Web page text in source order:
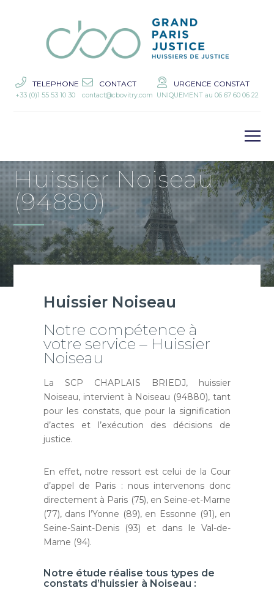
TELEPHONE
+33 (0)1 55 53 10 30
CONTACT
contact@cbovitry.com
URGENCE CONSTAT
UNIQUEMENT au 06 67 60 06 22
Huissier Noiseau
(94880)
Huissier Noiseau
Notre compétence à
votre service – Huissier
Noiseau
La SCP CHAPLAIS BRIEDJ, huissier
Noiseau, intervient à Noiseau (94880), tant
pour les constats, que pour la signification
d’actes et l’exécution des décisions de
justice.
En effet, notre ressort est celui de la Cour
d’appel de Paris : nous intervenons donc
directement à Paris (75), en Seine-et-Marne
(77), dans l’Yonne (89), en Essonne (91), en
Seine-Saint-Denis (93) et dans le Val-de-
Marne (94).
Notre étude réalise tous types de
constats d’huissier à Noiseau :